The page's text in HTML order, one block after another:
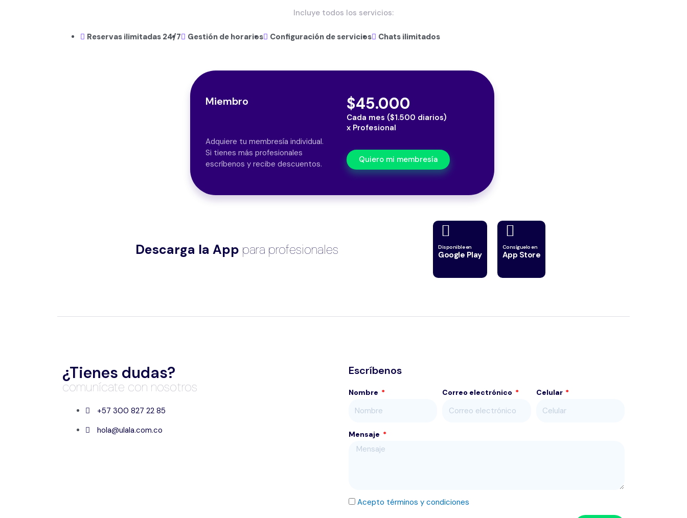
Incluye todos los servicios:
Reservas ilimitadas 24/7 Gestión de horarios Configuración de servicios Chats ilimitados
Miembro
Adquiere tu membresía individual.
Si tienes más profesionales
escríbenos y recibe descuentos.
$45.000
Cada mes ($1.500 diarios)
x Profesional
Quiero mi membresía
Descarga la App para profesionales Disponible en
Google Play
Consíguelo en
App Store
¿Tienes dudas?
comunícate con nosotros
+57 300 827 22 85
hola@ulala.com.co
Escríbenos
Nombre Correo electrónico Celular
Mensaje
Acepto términos y condiciones